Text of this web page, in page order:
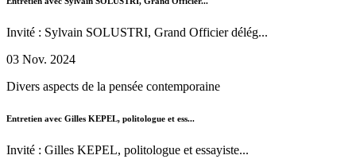
Invité : Sylvain SOLUSTRI, Grand Officier délég...
03 Nov. 2024
Divers aspects de la pensée contemporaine
Entretien avec Gilles KEPEL, politologue et ess...
Invité : Gilles KEPEL, politologue et essayiste...